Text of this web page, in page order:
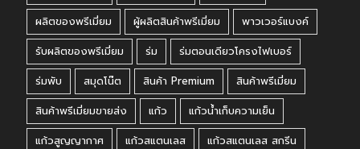
ผลิตของพรีเมี่ยม
ผู้ผลิตสินค้าพรีเมี่ยม
พาวเวอร์แบงค์
รับผลิตของพรีเมี่ยม
ร่ม
ร่มตอนเดียวโครงไฟเบอร์
ร่มพับ
สมุดโน๊ต สินค้า Premium
สินค้าพรีเมี่ยม
สินค้าพรีเมี่ยมขายส่ง
แก้ว
แก้วน้ำเก็บความเย็น
แก้วสูญญากาศ
แก้วสแตนเลส
แก้วสแตนเลส สกรีน